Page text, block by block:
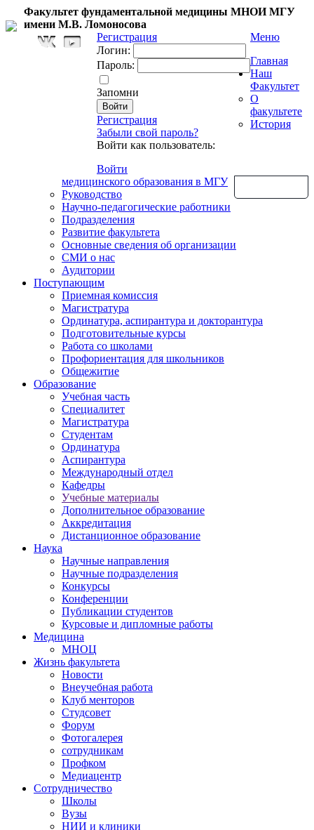
Факультет фундаментальной медицины МНОИ МГУ
имени М.В. Ломоносова
Регистрация
Логин:
Пароль:
Запомни
Регистрация
Забыли свой пароль?
Войти как пользователь:
Войти
Меню
Главная
Наш
Факультет
О
факультете
История
медицинского образования в МГУ
Руководство
Научно-педагогические работники
Подразделения
Развитие факультета
Основные сведения об организации
СМИ о нас
Аудитории
Поступающим
Приемная комиссия
Магистратура
Ординатура, аспирантура и докторантура
Подготовительные курсы
Работа со школами
Профориентация для школьников
Общежитие
Образование
Учебная часть
Специалитет
Магистратура
Студентам
Ординатура
Аспирантура
Международный отдел
Кафедры
Учебные материалы
Дополнительное образование
Аккредитация
Дистанционное образование
Наука
Научные направления
Научные подразделения
Конкурсы
Конференции
Публикации студентов
Курсовые и дипломные работы
Медицина
МНОЦ
Жизнь факультета
Новости
Внеучебная работа
Клуб менторов
Студсовет
Форум
Фотогалерея
сотрудникам
Профком
Медиацентр
Сотрудничество
Школы
Вузы
НИИ и клиники